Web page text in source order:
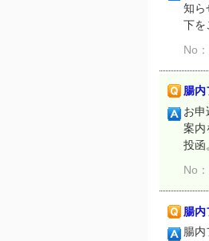
知ら
下を
No
腸内
お申
案内
投函
No
腸内
腸内